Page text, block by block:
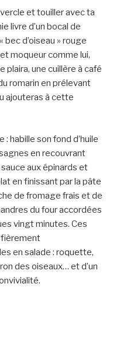
et touiller avec ta
livre d’un bocal de
d’oiseau » rouge
moqueur comme lui,
plaira, une cuillère à café
romarin en prélevant
ajouteras à cette
habille son fond d’huile
en recouvrant
aux épinards et
en finissant par la pâte
de fromage frais et de
du four accordées
vingt minutes. Ces
en salade : roquette,
des oiseaux… et d’un